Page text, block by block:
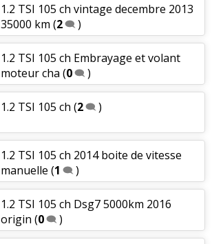
1.2 TSI 105 ch vintage decembre 2013
35000 km (2 )
1.2 TSI 105 ch Embrayage et volant
moteur cha (0 )
1.2 TSI 105 ch (2 )
1.2 TSI 105 ch 2014 boite de vitesse
manuelle (1 )
1.2 TSI 105 ch Dsg7 5000km 2016
origin (0 )